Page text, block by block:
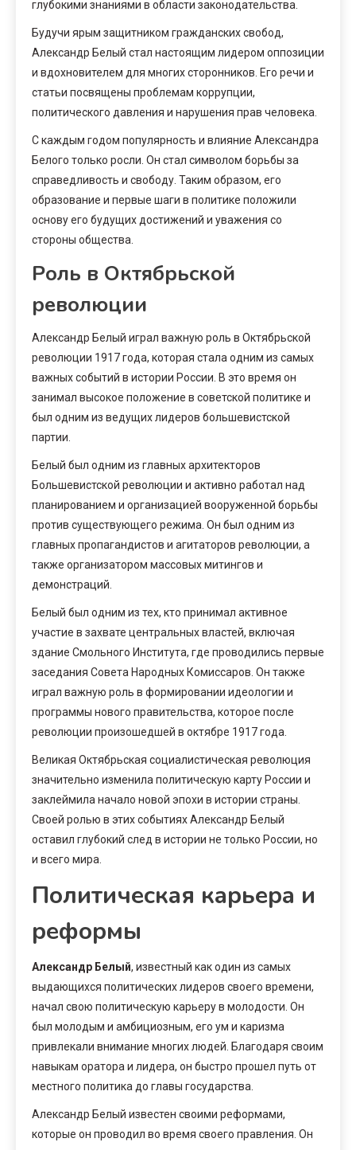
глубокими знаниями в области законодательства.
Будучи ярым защитником гражданских свобод,
Александр Белый стал настоящим лидером оппозиции
и вдохновителем для многих сторонников. Его речи и
статьи посвящены проблемам коррупции,
политического давления и нарушения прав человека.
С каждым годом популярность и влияние Александра
Белого только росли. Он стал символом борьбы за
справедливость и свободу. Таким образом, его
образование и первые шаги в политике положили
основу его будущих достижений и уважения со
стороны общества.
Роль в Октябрьской
революции
Александр Белый играл важную роль в Октябрьской
революции 1917 года, которая стала одним из самых
важных событий в истории России. В это время он
занимал высокое положение в советской политике и
был одним из ведущих лидеров большевистской
партии.
Белый был одним из главных архитекторов
Большевистской революции и активно работал над
планированием и организацией вооруженной борьбы
против существующего режима. Он был одним из
главных пропагандистов и агитаторов революции, а
также организатором массовых митингов и
демонстраций.
Белый был одним из тех, кто принимал активное
участие в захвате центральных властей, включая
здание Смольного Института, где проводились первые
заседания Совета Народных Комиссаров. Он также
играл важную роль в формировании идеологии и
программы нового правительства, которое после
революции произошедшей в октябре 1917 года.
Великая Октябрьская социалистическая революция
значительно изменила политическую карту России и
заклеймила начало новой эпохи в истории страны.
Своей ролью в этих событиях Александр Белый
оставил глубокий след в истории не только России, но
и всего мира.
Политическая карьера и
реформы
Александр Белый, известный как один из самых
выдающихся политических лидеров своего времени,
начал свою политическую карьеру в молодости. Он
был молодым и амбициозным, его ум и каризма
привлекали внимание многих людей. Благодаря своим
навыкам оратора и лидера, он быстро прошел путь от
местного политика до главы государства.
Александр Белый известен своими реформами,
которые он проводил во время своего правления. Он